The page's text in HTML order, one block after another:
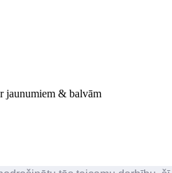
jaunumiem & balvām